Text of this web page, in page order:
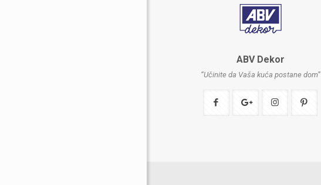
ABV Dekor
“Učinite da Vaša kuća postane dom”